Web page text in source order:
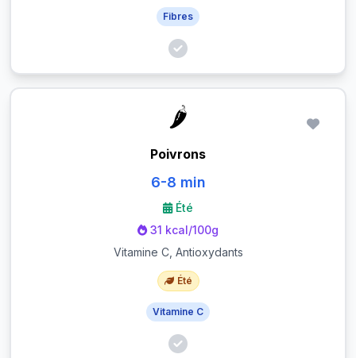
Fibres
🌶️
Poivrons
6-8 min
Été
31 kcal/100g
Vitamine C, Antioxydants
Été
Vitamine C